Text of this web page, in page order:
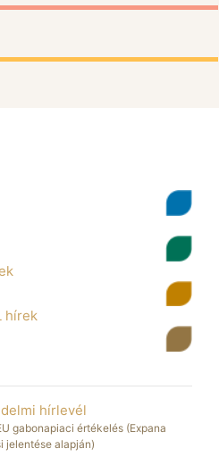
hírek
hírlevél
gabonapiaci értékelés (Expana
jelentése alapján)